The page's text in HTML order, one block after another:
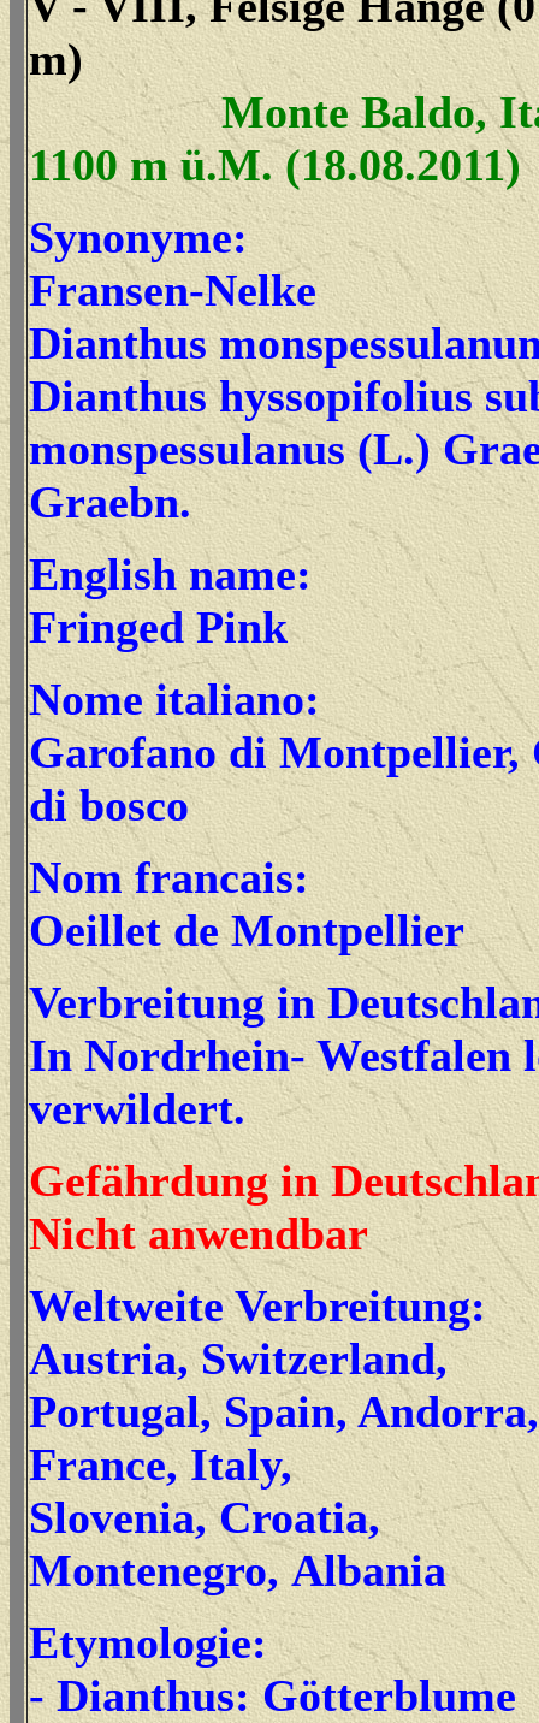
m)
Monte Baldo,
1100 m ü.M. (18.08.2011)
Synonyme:
Fransen-Nelke
Dianthus
Dianthus hyssopifolius
monspessulanus (L.)
Graebn.
English name:
Fringed Pink
Nome italiano:
Garofano di Montpellier,
di bosco
Nom francais:
Oeillet de Montpellier
Verbreitung in
In Nordrhein- Westfalen
verwildert.
Gefährdung in
Nicht anwendbar
Weltweite Verbreitung:
Austria, Switzerland,
Portugal, Spain,
France, Italy,
Slovenia, Croatia,
Montenegro, Albania
Etymologie:
- Dianthus: Götterblume